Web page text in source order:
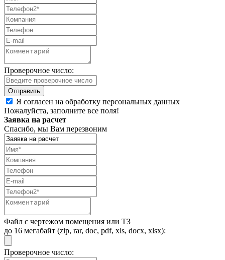
Проверочное число:
Я согласен на обработку персональных данных
Пожалуйста, заполните все поля!
Заявка на расчет
Спасибо, мы Вам перезвоним
Файл с чертежом помещения или ТЗ
до 16 мегабайт (zip, rar, doc, pdf, xls, docx, xlsx):
Проверочное число: